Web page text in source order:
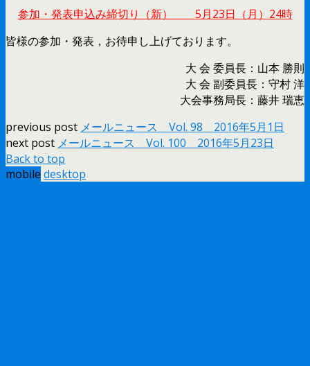
参加・発表申込み締切り（新） 5月23日（月）24時
皆様の参加・発表，お待申し上げております。
大 会 委員長：山本 勝則
大 会 副委員長：守村 洋
大会事務局長：藤井 瑞恵
previous post メールニュース Vol. 98 2016年5月1日
next post メールニュース Vol. 100 2016年5月23日
Back to top
mobile desktop